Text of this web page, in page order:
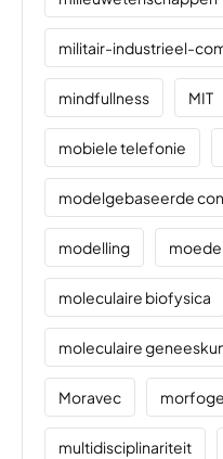
militair-industrieel-
mindfullness MIT
mobiele telefonie
modelgebaseerde
modelling
moleculaire biofysica
moleculaire
Moravec
multidisciplinariteit